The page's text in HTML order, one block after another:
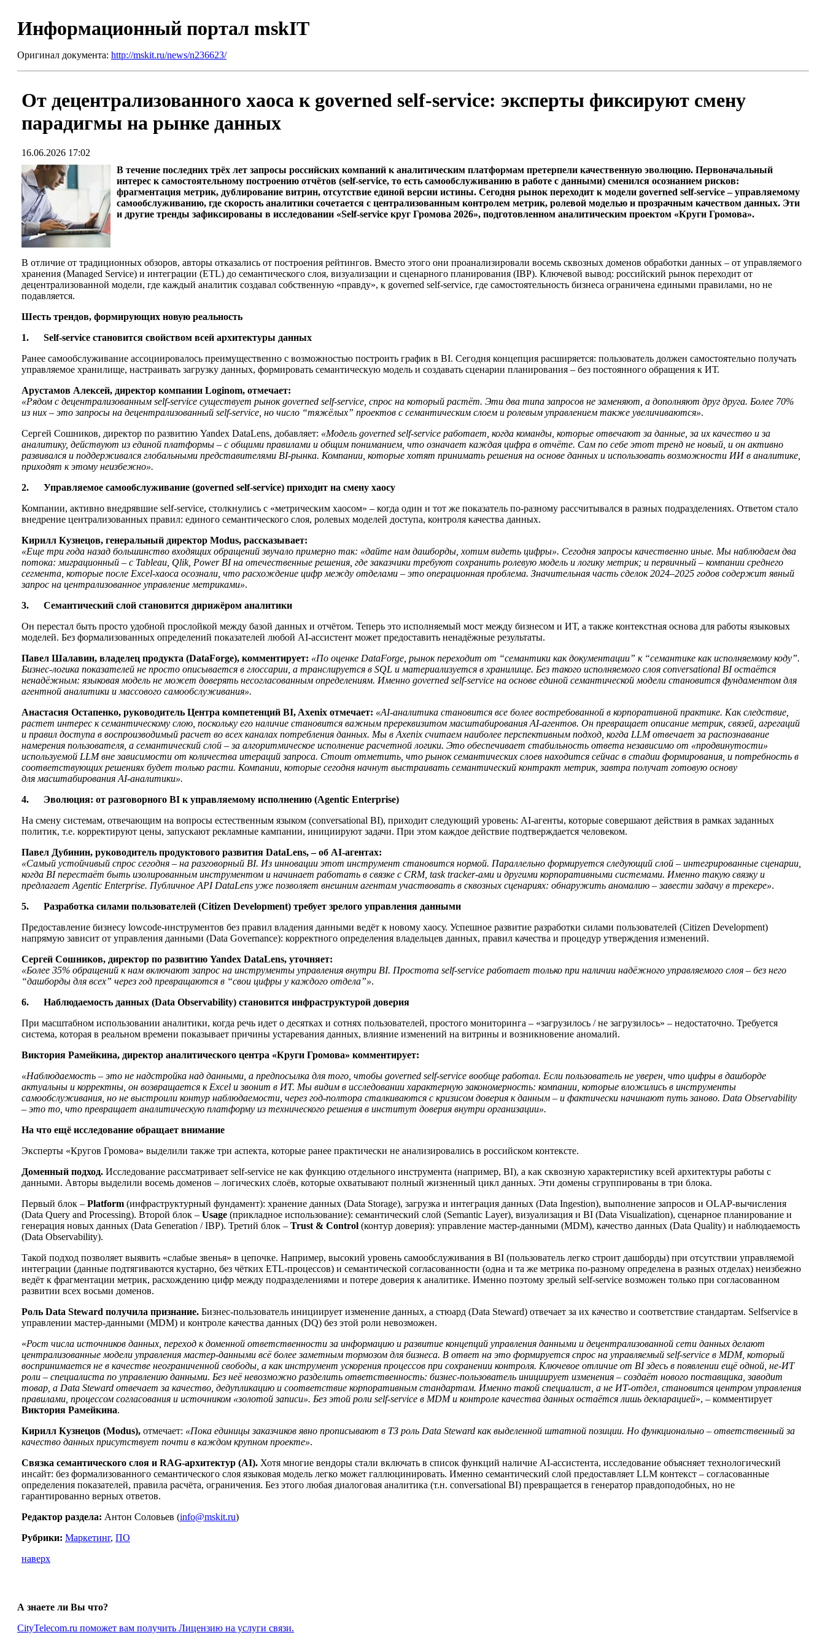
Информационный портал mskIT
Оригинал документа: http://mskit.ru/news/n236623/
От децентрализованного хаоса к governed self-service: эксперты фиксируют смену
парадигмы на рынке данных
16.06.2026 17:02
В течение последних трёх лет запросы российских компаний к аналитическим платформам претерпели качественную эволюцию. Первоначальный
интерес к самостоятельному построению отчётов (self-service, то есть самообслуживанию в работе с данными) сменился осознанием рисков:
фрагментация метрик, дублирование витрин, отсутствие единой версии истины. Сегодня рынок переходит к модели governed self-service – управляемому
самообслуживанию, где скорость аналитики сочетается с централизованным контролем метрик, ролевой моделью и прозрачным качеством данных. Эти
и другие тренды зафиксированы в исследовании «Self-service круг Громова 2026», подготовленном аналитическим проектом «Круги Громова».
В отличие от традиционных обзоров, авторы отказались от построения рейтингов. Вместо этого они проанализировали восемь сквозных доменов обработки данных – от управляемого
хранения (Managed Service) и интеграции (ETL) до семантического слоя, визуализации и сценарного планирования (IBP). Ключевой вывод: российский рынок переходит от
децентрализованной модели, где каждый аналитик создавал собственную «правду», к governed self-service, где самостоятельность бизнеса ограничена едиными правилами, но не
подавляется.
Шесть трендов, формирующих новую реальность
1. Self-service становится свойством всей архитектуры данных
Ранее самообслуживание ассоциировалось преимущественно с возможностью построить график в BI. Сегодня концепция расширяется: пользователь должен самостоятельно получать
управляемое хранилище, настраивать загрузку данных, формировать семантическую модель и создавать сценарии планирования – без постоянного обращения к ИТ.
Арустамов Алексей, директор компании Loginom, отмечает:
«Рядом с децентрализованным self-service существует рынок governed self-service, спрос на который растёт. Эти два типа запросов не заменяют, а дополняют друг друга. Более 70%
из них – это запросы на децентрализованный self-service, но число “тяжёлых” проектов с семантическим слоем и ролевым управлением также увеличиваются».
Сергей Сошников, директор по развитию Yandex DataLens, добавляет: «Модель governed self-service работает, когда команды, которые отвечают за данные, за их качество и за
аналитику, действуют из единой платформы – с общими правилами и общим пониманием, что означает каждая цифра в отчёте. Сам по себе этот тренд не новый, и он активно
развивался и поддерживался глобальными представителями BI-рынка. Компании, которые хотят принимать решения на основе данных и использовать возможности ИИ в аналитике,
приходят к этому неизбежно».
2. Управляемое самообслуживание (governed self-service) приходит на смену хаосу
Компании, активно внедрявшие self-service, столкнулись с «метрическим хаосом» – когда один и тот же показатель по-разному рассчитывался в разных подразделениях. Ответом стало
внедрение централизованных правил: единого семантического слоя, ролевых моделей доступа, контроля качества данных.
Кирилл Кузнецов, генеральный директор Modus, рассказывает:
«Еще три года назад большинство входящих обращений звучало примерно так: «дайте нам дашборды, хотим видеть цифры». Сегодня запросы качественно иные. Мы наблюдаем два
потока: миграционный – с Tableau, Qlik, Power BI на отечественные решения, где заказчики требуют сохранить ролевую модель и логику метрик; и первичный – компании среднего
сегмента, которые после Excel-хаоса осознали, что расхождение цифр между отделами – это операционная проблема. Значительная часть сделок 2024–2025 годов содержит явный
запрос на централизованное управление метриками».
3. Семантический слой становится дирижёром аналитики
Он перестал быть просто удобной прослойкой между базой данных и отчётом. Теперь это исполняемый мост между бизнесом и ИТ, а также контекстная основа для работы языковых
моделей. Без формализованных определений показателей любой AI-ассистент может предоставить ненадёжные результаты.
Павел Шалавин, владелец продукта (DataForge), комментирует: «По оценке DataForge, рынок переходит от “семантики как документации” к “семантике как исполняемому коду”.
Бизнес-логика показателей не просто описывается в глоссарии, а транслируется в SQL и материализуется в хранилище. Без такого исполняемого слоя conversational BI остаётся
ненадёжным: языковая модель не может доверять несогласованным определениям. Именно governed self-service на основе единой семантической модели становится фундаментом для
агентной аналитики и массового самообслуживания».
Анастасия Остапенко, руководитель Центра компетенций BI, Axenix отмечает: «AI-аналитика становится все более востребованной в корпоративной практике. Как следствие,
растет интерес к семантическому слою, поскольку его наличие становится важным пререквизитом масштабирования AI-агентов. Он превращает описание метрик, связей, агрегаций
и правил доступа в воспроизводимый расчет во всех каналах потребления данных. Мы в Axenix считаем наиболее перспективным подход, когда LLM отвечает за распознавание
намерения пользователя, а семантический слой – за алгоритмическое исполнение расчетной логики. Это обеспечивает стабильность ответа независимо от «продвинутости»
используемой LLM вне зависимости от количества итераций запроса. Стоит отметить, что рынок семантических слоев находится сейчас в стадии формирования, и потребность в
соответствующих решениях будет только расти. Компании, которые сегодня начнут выстраивать семантический контракт метрик, завтра получат готовую основу
для масштабирования AI-аналитики».
4. Эволюция: от разговорного BI к управляемому исполнению (Agentic Enterprise)
На смену системам, отвечающим на вопросы естественным языком (conversational BI), приходит следующий уровень: AI-агенты, которые совершают действия в рамках заданных
политик, т.е. корректируют цены, запускают рекламные кампании, инициируют задачи. При этом каждое действие подтверждается человеком.
Павел Дубинин, руководитель продуктового развития DataLens, – об AI-агентах:
«Самый устойчивый спрос сегодня – на разговорный BI. Из инновации этот инструмент становится нормой. Параллельно формируется следующий слой – интегрированные сценарии,
когда BI перестаёт быть изолированным инструментом и начинает работать в связке с CRM, task tracker-ами и другими корпоративными системами. Именно такую связку и
предлагает Agentic Enterprise. Публичное API DataLens уже позволяет внешним агентам участвовать в сквозных сценариях: обнаружить аномалию – завести задачу в трекере».
5. Разработка силами пользователей (Citizen Development) требует зрелого управления данными
Предоставление бизнесу lowcode-инструментов без правил владения данными ведёт к новому хаосу. Успешное развитие разработки силами пользователей (Citizen Development)
напрямую зависит от управления данными (Data Governance): корректного определения владельцев данных, правил качества и процедур утверждения изменений.
Сергей Сошников, директор по развитию Yandex DataLens, уточняет:
«Более 35% обращений к нам включают запрос на инструменты управления внутри BI. Простота self-service работает только при наличии надёжного управляемого слоя – без него
“дашборды для всех” через год превращаются в “свои цифры у каждого отдела”».
6. Наблюдаемость данных (Data Observability) становится инфраструктурой доверия
При масштабном использовании аналитики, когда речь идет о десятках и сотнях пользователей, простого мониторинга – «загрузилось / не загрузилось» – недостаточно. Требуется
система, которая в реальном времени показывает причины устаревания данных, влияние изменений на витрины и возникновение аномалий.
Виктория Рамейкина, директор аналитического центра «Круги Громова» комментирует:
«Наблюдаемость – это не надстройка над данными, а предпосылка для того, чтобы governed self-service вообще работал. Если пользователь не уверен, что цифры в дашборде
актуальны и корректны, он возвращается к Excel и звонит в ИТ. Мы видим в исследовании характерную закономерность: компании, которые вложились в инструменты
самообслуживания, но не выстроили контур наблюдаемости, через год-полтора сталкиваются с кризисом доверия к данным – и фактически начинают путь заново. Data Observability
– это то, что превращает аналитическую платформу из технического решения в институт доверия внутри организации».
На что ещё исследование обращает внимание
Эксперты «Кругов Громова» выделили также три аспекта, которые ранее практически не анализировались в российском контексте.
Доменный подход. Исследование рассматривает self-service не как функцию отдельного инструмента (например, BI), а как сквозную характеристику всей архитектуры работы с
данными. Авторы выделили восемь доменов – логических слоёв, которые охватывают полный жизненный цикл данных. Эти домены сгруппированы в три блока.
Первый блок – Platform (инфраструктурный фундамент): хранение данных (Data Storage), загрузка и интеграция данных (Data Ingestion), выполнение запросов и OLAP-вычисления
(Data Query and Processing). Второй блок – Usage (прикладное использование): семантический слой (Semantic Layer), визуализация и BI (Data Visualization), сценарное планирование и
генерация новых данных (Data Generation / IBP). Третий блок – Trust & Control (контур доверия): управление мастер-данными (MDM), качество данных (Data Quality) и наблюдаемость
(Data Observability).
Такой подход позволяет выявить «слабые звенья» в цепочке. Например, высокий уровень самообслуживания в BI (пользователь легко строит дашборды) при отсутствии управляемой
интеграции (данные подтягиваются кустарно, без чётких ETL-процессов) и семантической согласованности (одна и та же метрика по-разному определена в разных отделах) неизбежно
ведёт к фрагментации метрик, расхождению цифр между подразделениями и потере доверия к аналитике. Именно поэтому зрелый self-service возможен только при согласованном
развитии всех восьми доменов.
Роль Data Steward получила признание. Бизнес-пользователь инициирует изменение данных, а стюард (Data Steward) отвечает за их качество и соответствие стандартам. Selfservice в
управлении мастер-данными (MDM) и контроле качества данных (DQ) без этой роли невозможен.
«Рост числа источников данных, переход к доменной ответственности за информацию и развитие концепций управления данными и децентрализованной сети данных делают
централизованные модели управления мастер-данными всё более заметным тормозом для бизнеса. В ответ на это формируется спрос на управляемый self‑service в MDM, который
воспринимается не в качестве неограниченной свободы, а как инструмент ускорения процессов при сохранении контроля. Ключевое отличие от BI здесь в появлении ещё одной, не‑ИТ
роли – специалиста по управлению данными. Без неё невозможно разделить ответственность: бизнес-пользователь инициирует изменения – создаёт нового поставщика, заводит
товар, а Data Steward отвечает за качество, дедупликацию и соответствие корпоративным стандартам. Именно такой специалист, а не ИТ-отдел, становится центром управления
правилами, процессом согласования и источником «золотой записи». Без этой роли self‑service в MDM и контроле качества данных остаётся лишь декларацией», – комментирует
Виктория Рамейкина.
Кирилл Кузнецов (Modus), отмечает: «Пока единицы заказчиков явно прописывают в ТЗ роль Data Steward как выделенной штатной позиции. Но функционально – ответственный за
качество данных присутствует почти в каждом крупном проекте».
Связка семантического слоя и RAG-архитектур (AI). Хотя многие вендоры стали включать в список функций наличие AI-ассистента, исследование объясняет технологический
инсайт: без формализованного семантического слоя языковая модель легко может галлюцинировать. Именно семантический слой предоставляет LLM контекст – согласованные
определения показателей, правила расчёта, ограничения. Без этого любая диалоговая аналитика (т.н. conversational BI) превращается в генератор правдоподобных, но не
гарантированно верных ответов.
Редактор раздела: Антон Соловьев (info@mskit.ru)
Рубрики: Маркетинг, ПО
наверх
А знаете ли Вы что?
CityTelecom.ru поможет вам получить Лицензию на услуги связи.